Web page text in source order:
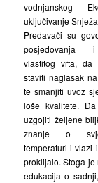
vodnjanskog
uključivanje
Predavači su
posjedovanja
vlastitog vrta, da
staviti naglasak
te smanjiti uvoz
loše kvalitete.
uzgojiti željene
znanje o
temperaturi i vlazi
proklijalo. Stoga
edukacija o